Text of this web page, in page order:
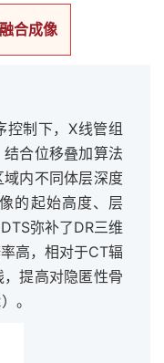
合成像
制下，X线管组
合位移叠加算法
内不同体层深度
的起始高度、层
弥补了DR三维
高，相对于CT辐
提高对隐匿性骨
。